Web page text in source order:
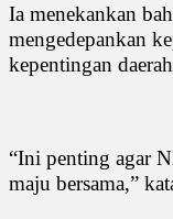
Ia menekankan
mengedepankan
kepentingan
“Ini penting agar
maju bersama,”